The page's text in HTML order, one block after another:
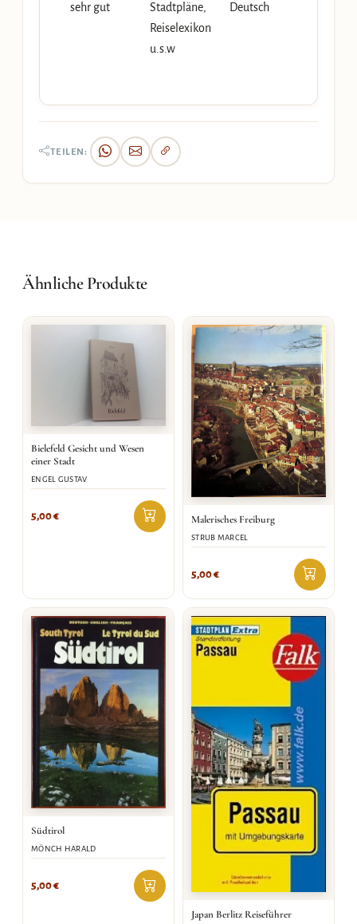
sehr gut
Stadtpläne,
Reiselexikon
u.s.w
Deutsch
TEILEN:
Ähnliche Produkte
Bielefeld Gesicht und Wesen
einer Stadt
ENGEL GUSTAV
5,00€ Malerisches Freiburg
STRUB MARCEL
5,00€
Südtirol
MÖNCH HARALD
5,00€
Japan Berlitz Reiseführer